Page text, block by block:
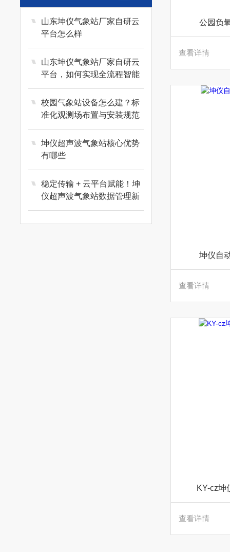
山东坤仪气象站厂家自研云
平台怎么样
山东坤仪气象站厂家自研云
平台，如何实现全流程智能
监测与预警
校园气象站设备怎么建？标
准化观测场布置与安装规范
详解
坤仪超声波气象站核心优势
有哪些
稳定传输 + 云平台赋能！坤
仪超声波气象站数据管理新
体验
公园负
查看详情
坤仪自
查看详情
KY-cz坤
查看详情